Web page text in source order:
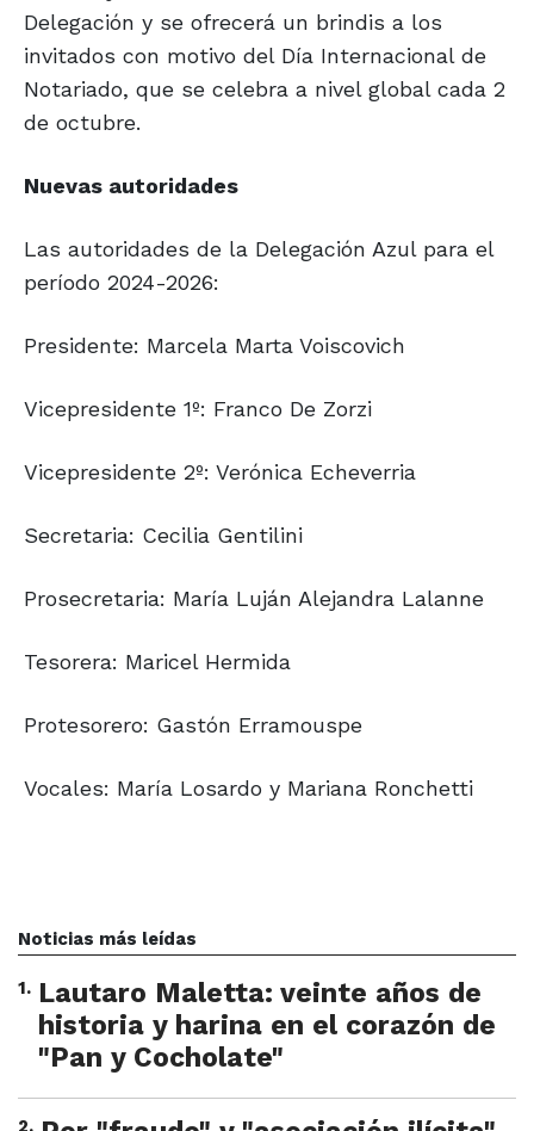
Delegación y se ofrecerá un brindis a los
invitados con motivo del Día Internacional de
Notariado, que se celebra a nivel global cada 2
de octubre.
Nuevas autoridades
Las autoridades de la Delegación Azul para el
período 2024-2026:
Presidente: Marcela Marta Voiscovich
Vicepresidente 1º: Franco De Zorzi
Vicepresidente 2º: Verónica Echeverria
Secretaria: Cecilia Gentilini
Prosecretaria: María Luján Alejandra Lalanne
Tesorera: Maricel Hermida
Protesorero: Gastón Erramouspe
Vocales: María Losardo y Mariana Ronchetti
Noticias más leídas
1. Lautaro Maletta: veinte años de
historia y harina en el corazón de
"Pan y Cocholate"
2.